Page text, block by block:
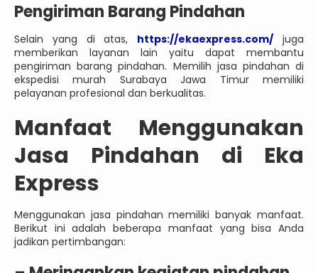
Pengiriman Barang Pindahan
Selain yang di atas, https://ekaexpress.com/ juga
memberikan layanan lain yaitu dapat membantu
pengiriman barang pindahan. Memilih jasa pindahan di
ekspedisi murah Surabaya Jawa Timur memiliki
pelayanan profesional dan berkualitas.
Manfaat Menggunakan
Jasa Pindahan di Eka
Express
Menggunakan jasa pindahan memiliki banyak manfaat.
Berikut ini adalah beberapa manfaat yang bisa Anda
jadikan pertimbangan: